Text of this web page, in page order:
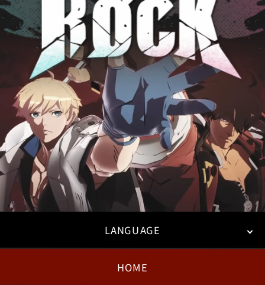
LANGUAGE
English
HOME